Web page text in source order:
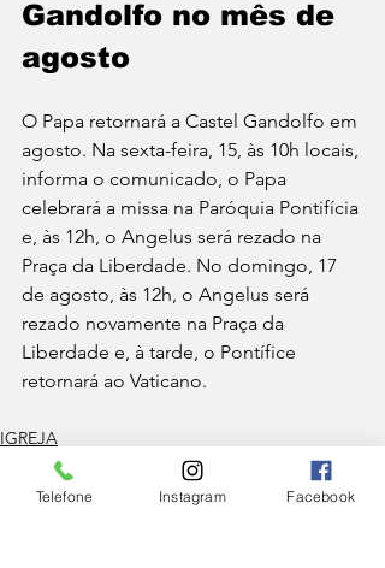
Gandolfo no mês de
agosto
O Papa retornará a Castel Gandolfo em
agosto. Na sexta-feira, 15, às 10h locais,
informa o comunicado, o Papa
celebrará a missa na Paróquia Pontifícia
e, às 12h, o Angelus será rezado na
Praça da Liberdade. No domingo, 17
de agosto, às 12h, o Angelus será
rezado novamente na Praça da
Liberdade e, à tarde, o Pontífice
retornará ao Vaticano.
IGREJA
Telefone Instagram Facebook